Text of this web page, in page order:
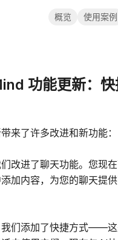
概览 使用案例
功能更新：
来了许多改进和新功能：
改进了聊天功能。您现
加内容，为您的聊天提
们添加了快捷方式——这